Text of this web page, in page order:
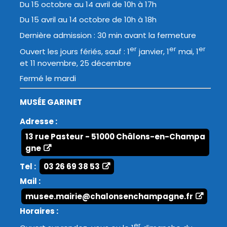
Du 15 octobre au 14 avril de 10h à 17h
Du 15 avril au 14 octobre de 10h à 18h
Dernière admission : 30 min avant la fermeture
Ouvert les jours fériés, sauf : 1er janvier, 1er mai, 1er
et 11 novembre, 25 décembre
Fermé le mardi
MUSÉE GARINET
Adresse :
13 rue Pasteur - 51000 Châlons-en-Champa
gne
Tel :
03 26 69 38 53
Mail :
musee.mairie@chalonsenchampagne.fr
Horaires :
er